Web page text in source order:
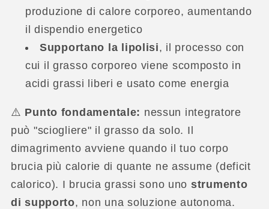
produzione di calore corporeo, aumentando
il dispendio energetico
Supportano la lipolisi, il processo con
cui il grasso corporeo viene scomposto in
acidi grassi liberi e usato come energia
⚠️ Punto fondamentale: nessun integratore
può "sciogliere" il grasso da solo. Il
dimagrimento avviene quando il tuo corpo
brucia più calorie di quante ne assume (deficit
calorico). I brucia grassi sono uno strumento
di supporto, non una soluzione autonoma.